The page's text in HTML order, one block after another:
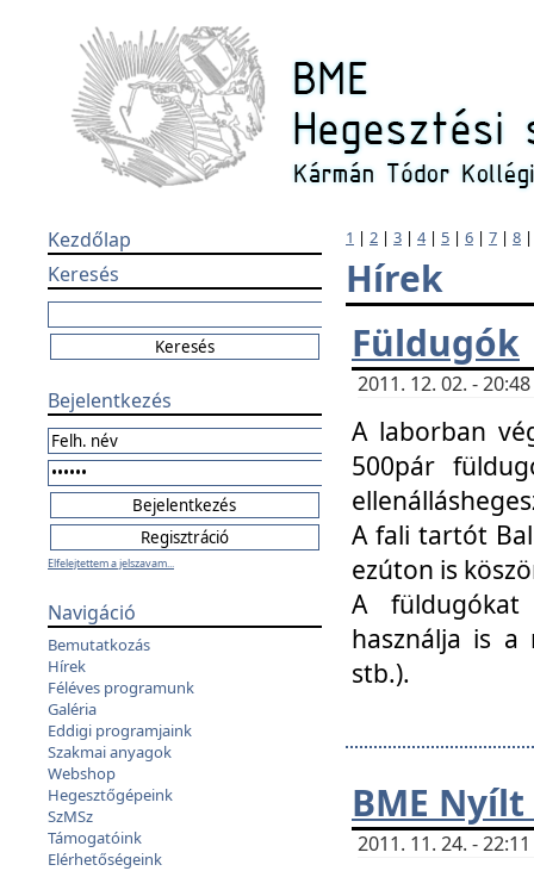
Kezdőlap
Keresés
Bejelentkezés
Elfelejtettem a jelszavam...
Navigáció
Bemutatkozás
Hírek
Féléves programunk
Galéria
Eddigi programjaink
Szakmai anyagok
Webshop
Hegesztőgépeink
SzMSz
Támogatóink
Elérhetőségeink
1 | 2 | 3 | 4| 5 | 6 | 7 | 8
Hírek
Füldugók
2011. 12. 02. -
A laborban
500pár
A fali tartót
ezúton is
A füldugókat
használja is a
stb.).
BME
2011. 11. 24. -